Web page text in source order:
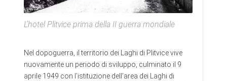
L’hotel Plitvice prima della II guerra mondiale
Nel dopoguerra, il territorio dei Laghi di Plitvice vive
nuovamente un periodo di sviluppo, culminato il 9
aprile 1949 con l’istituzione dell’area dei Laghi di